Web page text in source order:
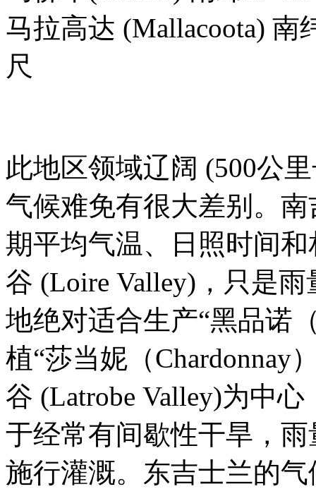
马拉高达 (Mallacoota) 南
尺
此地区领域辽阔 (500公
气候难免有很大差别。
期平均气温、日照时间
谷 (Loire Valley)，只是
地绝对适合生产“黑品诺
植“莎当妮（Chardonnay
谷 (Latrobe Valley)为中
于经常有间歇性干旱，
施行灌溉。东吉士兰的